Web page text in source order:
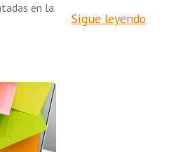
en la
Sigue leyendo